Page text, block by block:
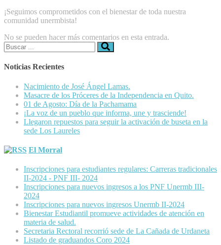
¡Seguimos comprometidos con el bienestar de toda nuestra
comunidad unermbista!
No se pueden hacer más comentarios en esta entrada.
Buscar:
Noticias Recientes
Nacimiento de José Ángel Lamas.
Masacre de los Próceres de la Independencia en Quito.
01 de Agosto: Día de la Pachamama
¡La voz de un pueblo que informa, une y trasciende!
Llegaron repuestos para seguir la activación de buseta en la
sede Los Laureles
El Morral
Inscripciones para estudiantes regulares: Carreras tradicionales
II-2024 - PNF III- 2024
Inscripciones para nuevos ingresos a los PNF Unermb III-
2024
Inscripciones para nuevos ingresos Unermb II-2024
Bienestar Estudiantil promueve actividades de atención en
materia de salud.
Secretaria Rectoral recorrió sede de La Cañada de Urdaneta
Listado de graduandos Coro 2024